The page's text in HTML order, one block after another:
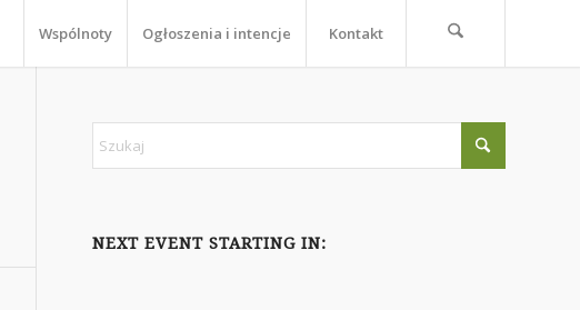
Wspólnoty Ogłoszenia i intencje Kontakt
NEXT EVENT STARTING IN: